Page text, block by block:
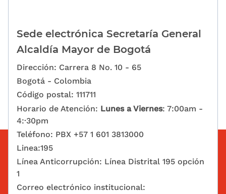
Sede electrónica Secretaría General
Alcaldía Mayor de Bogotá
Dirección: Carrera 8 No. 10 - 65
Bogotá - Colombia
Código postal: 111711
Horario de Atención: Lunes a Viernes: 7:00am -
4:·30pm
Teléfono: PBX +57 1 601 3813000
Linea:195
Línea Anticorrupción: Línea Distrital 195 opción
1
Correo electrónico institucional: